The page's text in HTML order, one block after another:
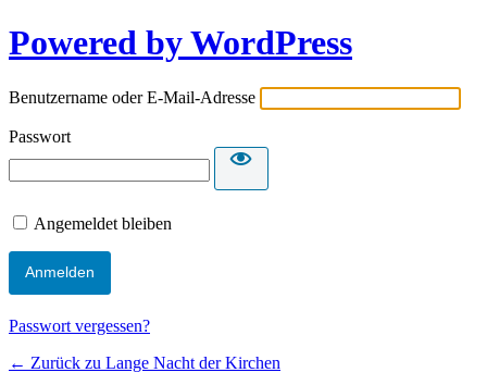
Powered by WordPress
Benutzername oder E-Mail-Adresse
Passwort
Angemeldet bleiben
Passwort vergessen?
← Zurück zu Lange Nacht der Kirchen